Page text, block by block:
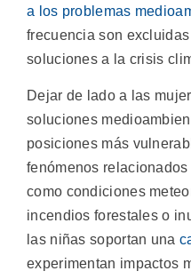
a los problemas
frecuencia son
soluciones a la crisis
Dejar de lado a las
soluciones
posiciones más
fenómenos
como condiciones
incendios forestales o
las niñas soportan una
experimentan impactos